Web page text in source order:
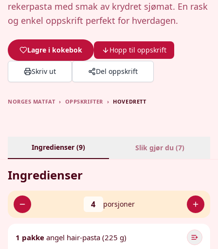
rekerpasta med smak av krydret sjømat. En rask
og enkel oppskrift perfekt for hverdagen.
Lagre i kokebok Hopp til oppskrift
Skriv ut Del oppskrift
NORGES MATFAT › OPPSKRIFTER › HOVEDRETT
Ingredienser (9) Slik gjør du (7)
Ingredienser
4 porsjoner
1 pakke angel hair-pasta (225 g)